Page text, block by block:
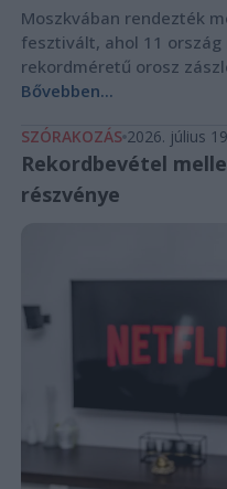
Moszkvában rendezték
fesztivált, ahol 11
rekordméretű orosz
Bővebben...
SZÓRAKOZÁS 2026. július
Rekordbevétel
részvénye